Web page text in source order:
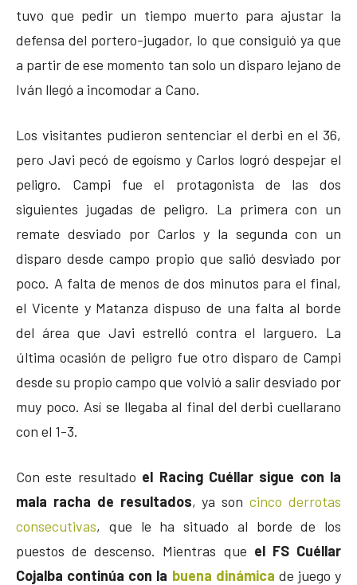
tuvo que pedir un tiempo muerto para ajustar la
defensa del portero-jugador, lo que consiguió ya que
a partir de ese momento tan solo un disparo lejano de
Iván llegó a incomodar a Cano.
Los visitantes pudieron sentenciar el derbi en el 36,
pero Javi pecó de egoísmo y Carlos logró despejar el
peligro. Campi fue el protagonista de las dos
siguientes jugadas de peligro. La primera con un
remate desviado por Carlos y la segunda con un
disparo desde campo propio que salió desviado por
poco. A falta de menos de dos minutos para el final,
el Vicente y Matanza dispuso de una falta al borde
del área que Javi estrelló contra el larguero. La
última ocasión de peligro fue otro disparo de Campi
desde su propio campo que volvió a salir desviado por
muy poco. Así se llegaba al final del derbi cuellarano
con el 1-3.
Con este resultado el Racing Cuéllar sigue con la
mala racha de resultados, ya soncinco derrotas
consecutivas, que le ha situado al borde de los
puestos de descenso. Mientras que el FS Cuéllar
Cojalba continúa con la buena dinámica de juego y